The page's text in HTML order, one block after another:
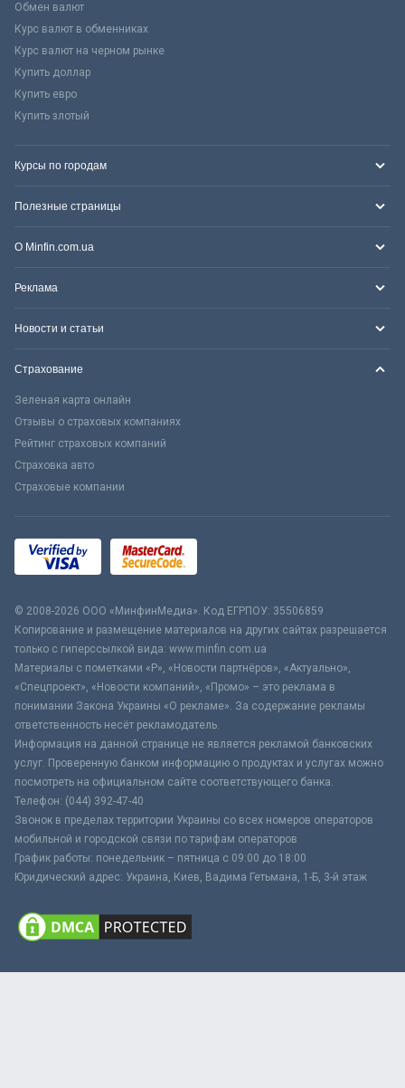
Обмен валют
Курс валют в обменниках
Курс валют на черном рынке
Купить доллар
Купить евро
Купить злотый
Курсы по городам
Полезные страницы
О Minfin.com.ua
Реклама
Новости и статьи
Страхование
Зеленая карта онлайн
Отзывы о страховых компаниях
Рейтинг страховых компаний
Страховка авто
Страховые компании
© 2008-2026 ООО «МинфинМедиа». Код ЕГРПОУ: 35506859
Копирование и размещение материалов на других сайтах разрешается
только с гиперссылкой вида: www.minfin.com.ua
Материалы с пометками «Р», «Новости партнёров», «Актуально»,
«Спецпроект», «Новости компаний», «Промо» – это реклама в
понимании Закона Украины «О рекламе». За содержание рекламы
ответственность несёт рекламодатель.
Информация на данной странице не является рекламой банковских
услуг. Проверенную банком информацию о продуктах и услугах можно
посмотреть на официальном сайте соответствующего банка.
Телефон: (044) 392-47-40
Звонок в пределах территории Украины со всех номеров операторов
мобильной и городской связи по тарифам операторов
График работы: понедельник – пятница с 09:00 до 18:00
Юридический адрес: Украина, Киев, Вадима Гетьмана, 1-Б, 3-й этаж